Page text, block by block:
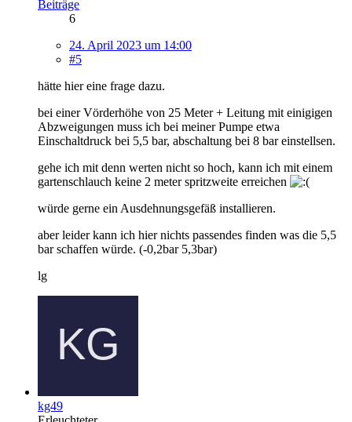
Beiträge
6
24. April 2023 um 14:00
#5
hätte hier eine frage dazu.
bei einer Vörderhöhe von 25 Meter + Leitung mit einigigen
Abzweigungen muss ich bei meiner Pumpe etwa
Einschaltdruck bei 5,5 bar, abschaltung bei 8 bar einstellsen.
gehe ich mit denn werten nicht so hoch, kann ich mit einem
gartenschlauch keine 2 meter spritzweite erreichen
würde gerne ein Ausdehnungsgefäß installieren.
aber leider kann ich hier nichts passendes finden was die 5,5
bar schaffen würde. (-0,2bar 5,3bar)
lg
kg49